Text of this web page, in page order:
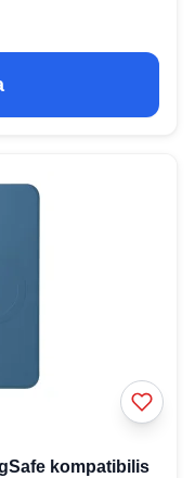
kompatibilis